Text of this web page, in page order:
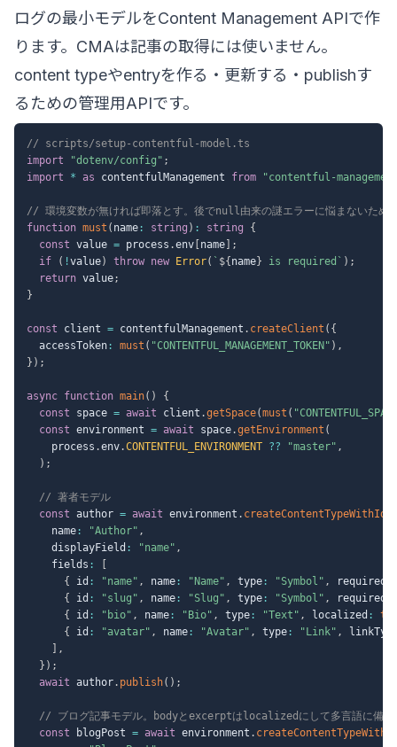
ログの最小モデルをContent Management APIで作
ります。CMAは記事の取得には使いません。
content typeやentryを作る・更新する・publishす
るための管理用APIです。
// scripts/setup-contentful-model.ts
import
"dotenv/config" ;
import
* as contentfulManagement from "contentful-
// 環境変数が無ければ即落とす。後でnull由来の謎エラーに悩まないため
function must ( name : string ) : string
{
const value = process .env name
;
if
( !value) throw new Error( ` ${ name} is required ` ) ;
return value;
}
const client = contentfulManagement . createClient ( {
  accessToken
: must ( "CONTENTFUL_MANAGEMENT_TOKEN" ) ,
} ) ;
async function main( )
{
const space = await client .getSpace(must (
const environment = await space.getEnvironment (
    process
.env.CONTENTFUL_ENVIRONMENT ?? "master" ,
) ;
// 著者モデル
const author = await environment . createContentTypeWithId
    name
: "Author" ,
    displayField
: "name" ,
    fields
:
{
id : "name" , name : "Name" , type : "Symbol" , required
{
id : "slug" , name : "Slug" , type : "Symbol" , required
{
id : "bio" , name : "Bio" , type : "Text" , localized :
{
id : "avatar" , name : "Avatar" , type : "Link" ,
,
} ) ;
await author. publish( ) ;
// ブログ記事モデル。bodyとexcerptはlocalizedにして多言語に備え
const blogPost = await environment .